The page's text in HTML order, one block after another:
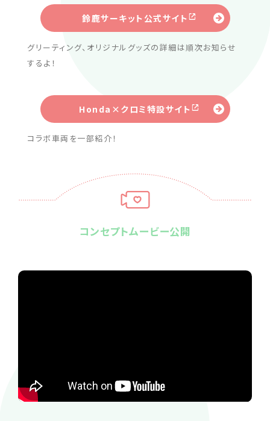
鈴鹿サーキット公式サイト
グリーティング、オリジナルグッズの詳細は順次お知らせ
するよ！
Honda×クロミ特設サイト
コラボ車両を一部紹介！
コンセプトムービー公開